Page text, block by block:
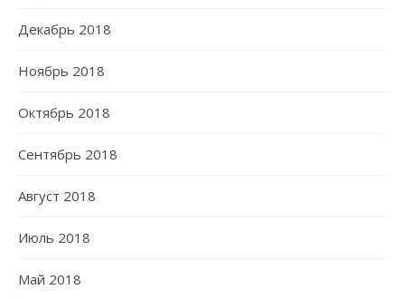
Декабрь 2018
Ноябрь 2018
Октябрь 2018
Сентябрь 2018
Август 2018
Июль 2018
Май 2018